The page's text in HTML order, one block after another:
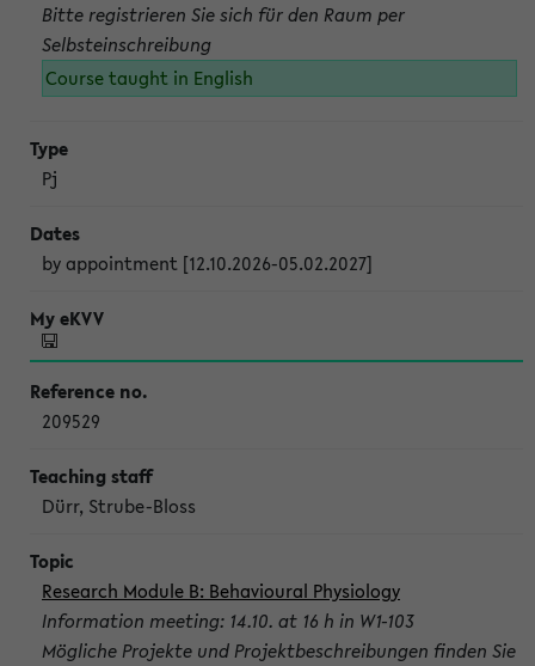
Bitte registrieren Sie sich für den Raum per
Selbsteinschreibung
Course taught in English
Pj
by appointment [12.10.2026-05.02.2027]
209529
Dürr, Strube-Bloss
Research Module B: Behavioural Physiology
Information meeting: 14.10. at 16 h in W1-103
Mögliche Projekte und Projektbeschreibungen finden Sie